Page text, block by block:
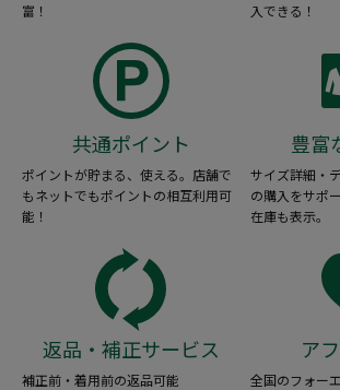
富！
入できる！
共通ポイント
ポイントが貯まる、使える。店舗で
もネットでもポイントの相互利用可
能！
豊富
サイズ詳細・
の購入をサポ
在庫も表示。
返品・補正サービス
補正前・着用前の返品可能
ア
全国のフォー